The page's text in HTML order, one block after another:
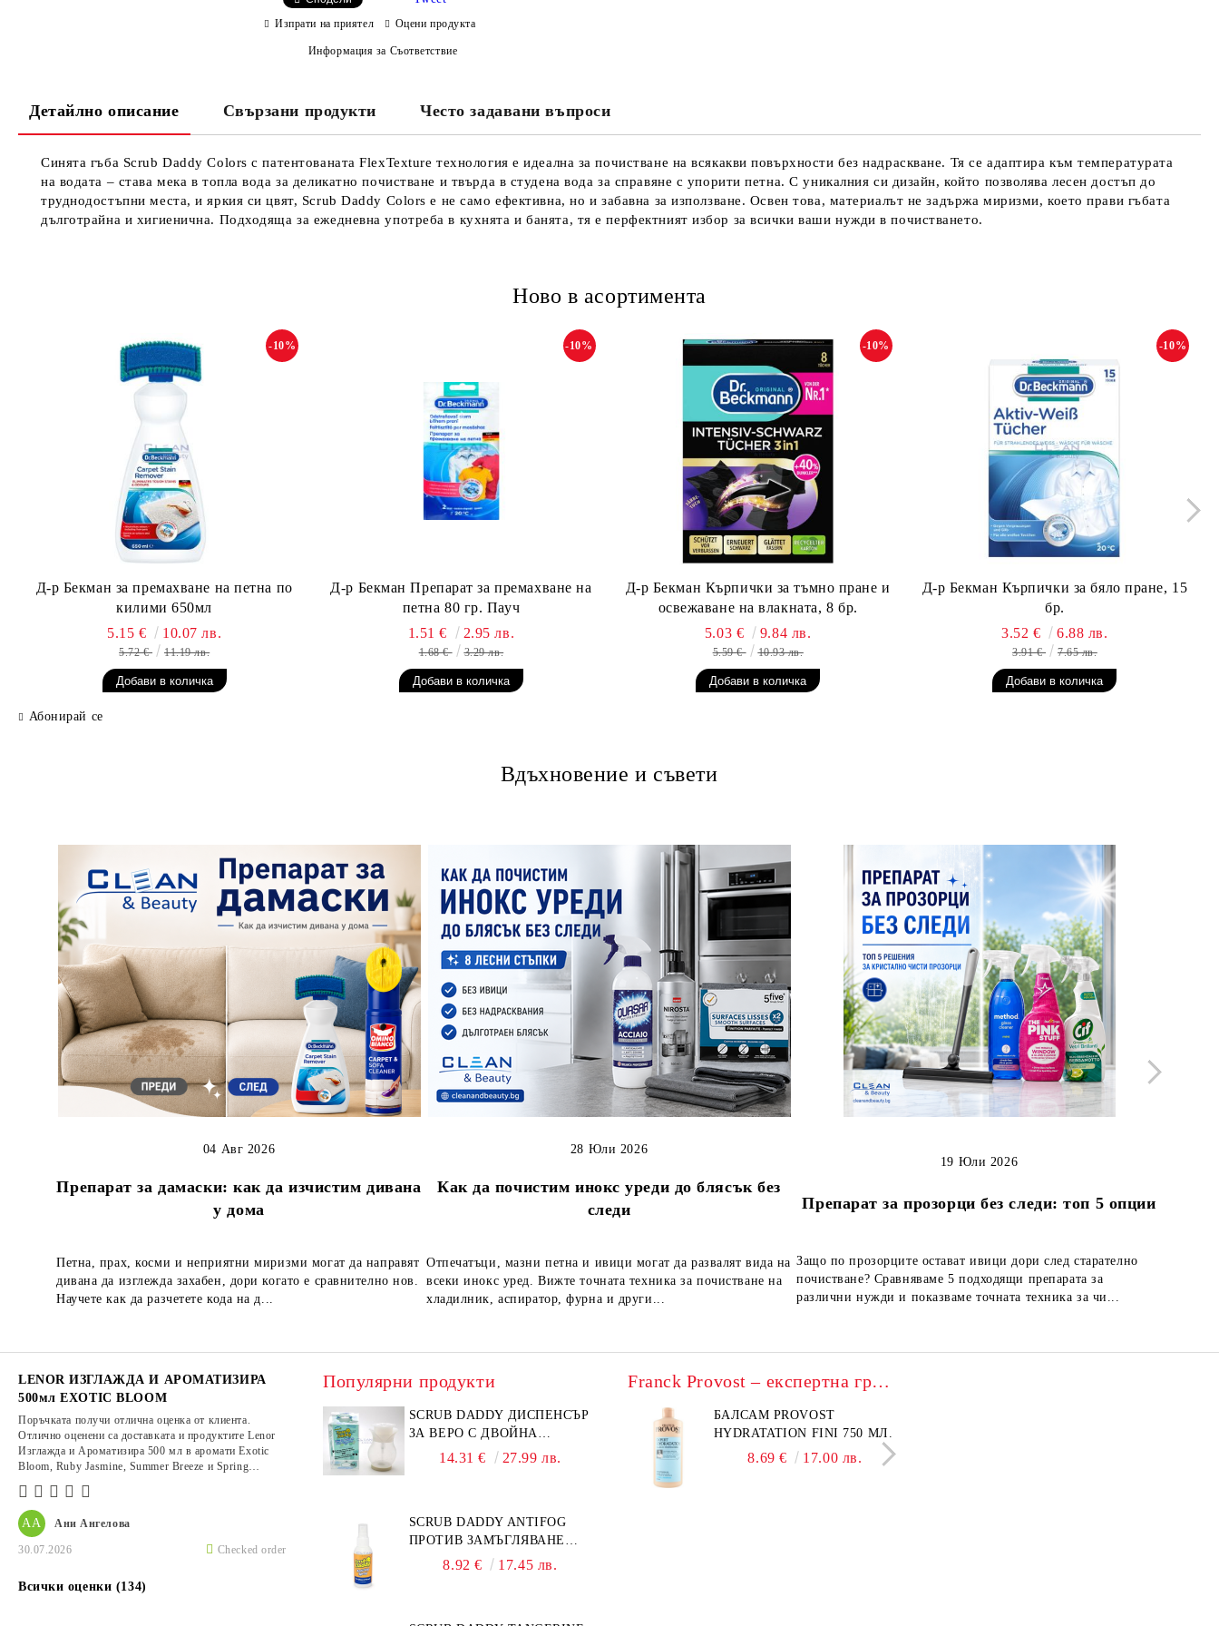
Изпрати на приятел Оцени продукта
Информация за Съответствие
Детайлно описание Свързани продукти Често задавани въпроси
Синята гъба Scrub Daddy Colors с патентованата FlexTexture технология е идеална за почистване на всякакви повърхности без надраскване. Тя се адаптира към температурата
на водата – става мека в топла вода за деликатно почистване и твърда в студена вода за справяне с упорити петна. С уникалния си дизайн, който позволява лесен достъп до
труднодостъпни места, и яркия си цвят, Scrub Daddy Colors е не само ефективна, но и забавна за използване. Освен това, материалът не задържа миризми, което прави гъбата
дълготрайна и хигиенична. Подходяща за ежедневна употреба в кухнята и банята, тя е перфектният избор за всички ваши нужди в почистването.
Ново в асортимента
Д-р Бекман за премахване на петна по
килими 650мл
-10%
5.15 € 10.07 лв.
5.72 € 11.19 лв.
Д-р Бекман Препарат за премахване на
петна 80 гр. Пауч
-10%
1.51 € 2.95 лв.
1.68 € 3.29 лв.
Д-р Бекман Кърпички за тъмно пране и
освежаване на влакната, 8 бр.
-10%
5.03 € 9.84 лв.
5.59 € 10.93 лв.
Д-р Бекман Кърпички за бяло пране, 15
бр.
-10%
3.52 € 6.88 лв.
3.91 € 7.65 лв.
Абонирай се
Вдъхновение и съвети
Препарат за дамаски: как да изчистим дивана
у дома
04 Авг 2026
Петна, прах, косми и неприятни миризми могат да направят
дивана да изглежда захабен, дори когато е сравнително нов.
Научете как да разчетете кода на д...
Как да почистим инокс уреди до блясък без
следи
28 Юли 2026
Отпечатъци, мазни петна и ивици могат да развалят вида на
всеки инокс уред. Вижте точната техника за почистване на
хладилник, аспиратор, фурна и други...
Препарат за прозорци без следи: топ 5 опции
19 Юли 2026
Защо по прозорците остават ивици дори след старателно
почистване? Сравняваме 5 подходящи препарата за
различни нужди и показваме точната техника за чи...
АА Ани Ангелова
30.07.2026 Checked order
LENOR ИЗГЛАЖДА И АРОМАТИЗИРА
500мл EXOTIC BLOOM
Поръчката получи отлична оценка от клиента.
Отлично оценени са доставката и продуктите Lenor
Изглажда и Ароматизира 500 мл в аромати Exotic
Bloom, Ruby Jasmine, Summer Breeze и Spring
Всички оценки (134)
Популярни продукти
SCRUB DADDY ДИСПЕНСЪР
ЗА ВЕРО С ДВОЙНА
ФУНКЦИЯ
14.31 € 27.99 лв.
SCRUB DADDY ANTIFOG
ПРОТИВ ЗАМЪГЛЯВАНЕ
50МЛ8.92 € 17.45 лв.
Franck Provost – експертна грижа
БАЛСАМ PROVOST
HYDRATATION FINI 750 МЛ.
8.69 € 17.00 лв.